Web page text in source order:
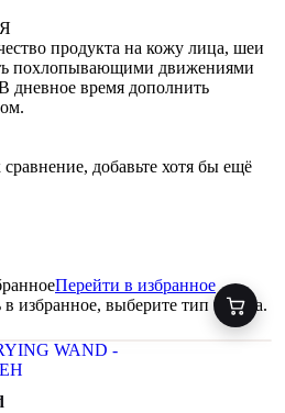
продукта на кожу лица, шеи
похлопывающими движениями
дневное время дополнить
добавьте хотя бы ещё
Перейти в избранное
избранное, выберите тип товара.